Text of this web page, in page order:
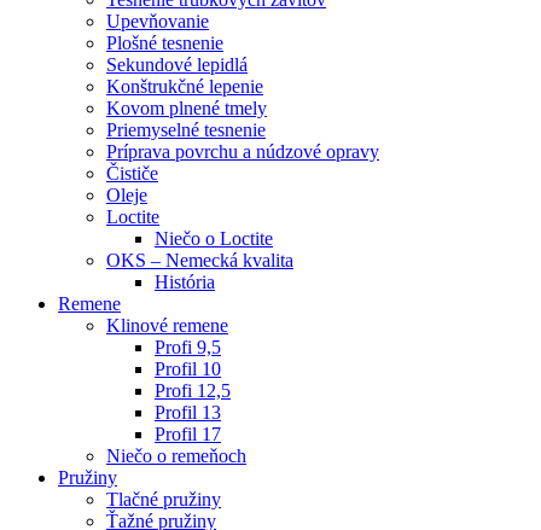
Upevňovanie
Plošné tesnenie
Sekundové lepidlá
Konštrukčné lepenie
Kovom plnené tmely
Priemyselné tesnenie
Príprava povrchu a núdzové opravy
Čističe
Oleje
Loctite
Niečo o Loctite
OKS – Nemecká kvalita
História
Remene
Klinové remene
Profi 9,5
Profil 10
Profi 12,5
Profil 13
Profil 17
Niečo o remeňoch
Pružiny
Tlačné pružiny
Ťažné pružiny